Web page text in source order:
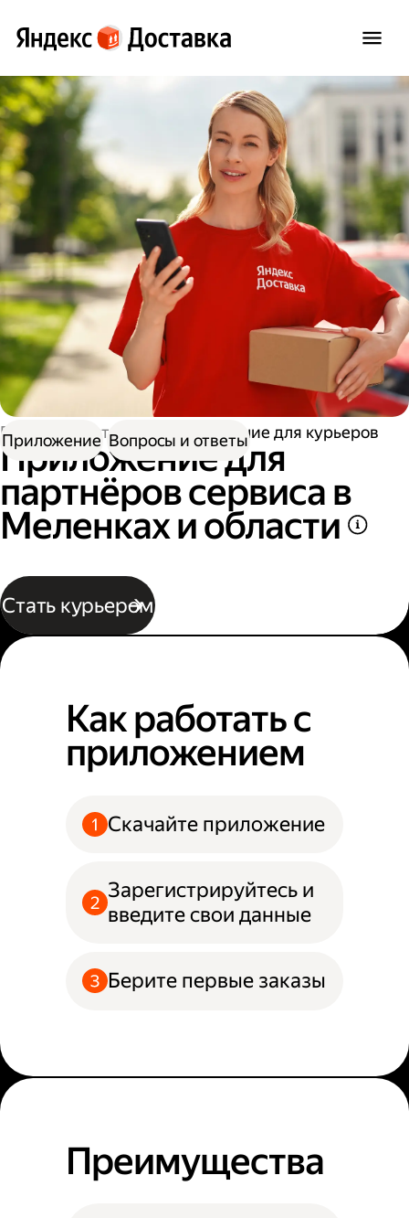
Работа в Доставке Приложение для курьеров
Приложение для
партнёров сервиса в
Меленках и области
Стать курьером
Приложение Вопросы и ответы
Как работать с
приложением
Скачайте приложение
Зарегистрируйтесь и
введите свои данные
Берите первые заказы
Преимущества